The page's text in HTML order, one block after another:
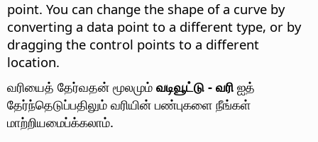
point. You can change the shape of a curve by
converting a data point to a different type, or by
dragging the control points to a different
location.
வரியைத் தேர்வதன் மூலமும் வடிவூட்டு - வரி ஐத்
தேர்ந்தெடுப்பதிலும் வரியின் பண்புகளை நீங்கள்
மாற்றியமைப்க்கலாம்.